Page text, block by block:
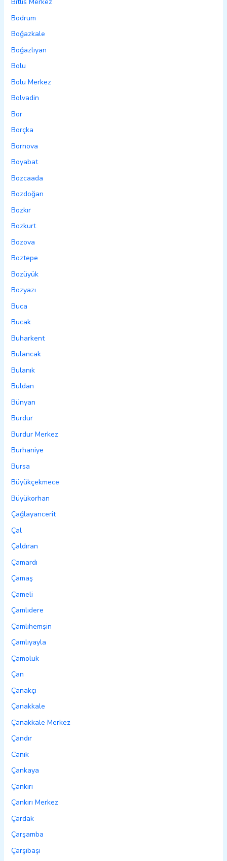
Bodrum
Boğazkale
Boğazlıyan
Bolu
Bolu Merkez
Bolvadin
Bor
Borçka
Bornova
Boyabat
Bozcaada
Bozdoğan
Bozkır
Bozkurt
Bozova
Boztepe
Bozüyük
Bozyazı
Buca
Bucak
Buharkent
Bulancak
Bulanık
Buldan
Bünyan
Burdur
Burdur Merkez
Burhaniye
Bursa
Büyükçekmece
Büyükorhan
Çağlayancerit
Çal
Çaldıran
Çamardı
Çamaş
Çameli
Çamlıdere
Çamlıhemşin
Çamlıyayla
Çamoluk
Çan
Çanakçı
Çanakkale
Çanakkale Merkez
Çandır
Canik
Çankaya
Çankırı
Çankırı Merkez
Çardak
Çarşamba
Çarşıbaşı